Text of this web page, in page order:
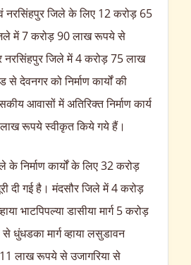
नरसिंहपुर जिले के लिए 12 करोड़ 65
में 7 करोड़ 90 लाख रूपये से
जिले में 4 करोड़ 75 लाख
देवनगर को निर्माण कार्यों की
आवासों में अतिरिक्त निर्माण कार्य
रूपये स्वीकृत किये गये हैं।
निर्माण कार्यों के लिए 32 करोड़
दी गई है। मंदसौर जिले में 4 करोड़
भाटपिपल्या डासीया मार्ग 5 करोड़
धुंधडका मार्ग व्हाया लसुडावन
लाख रूपये से उजागरिया से